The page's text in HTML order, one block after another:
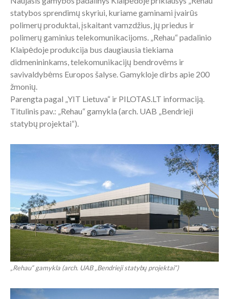
statybos sprendimų skyriui, kuriame gaminami įvairūs
polimerų produktai, įskaitant vamzdžius, jų priedus ir
polimerų gaminius telekomunikacijoms. „Rehau“ padalinio
Klaipėdoje produkcija bus daugiausia tiekiama
didmenininkams, telekomunikacijų bendrovėms ir
savivaldybėms Europos šalyse. Gamykloje dirbs apie 200
žmonių.
Parengta pagal „YIT Lietuva“ ir PILOTAS.LT informaciją.
Titulinis pav.: „Rehau“ gamykla (arch. UAB „Bendrieji
statybų projektai“).
„Rehau“ gamykla (arch. UAB „Bendrieji statybų projektai“)